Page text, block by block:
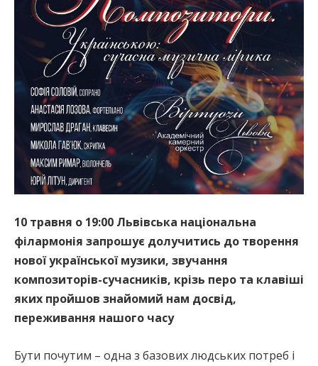
10 травня о 19:00 Львівська національна
філармонія запрошує долучитись до творення
нової української музики, звучання
композиторів-сучасників, крізь перо та клавіші
яких пройшов знайомий нам досвід,
переживання нашого часу
Бути почутим – одна з базових людських потреб і